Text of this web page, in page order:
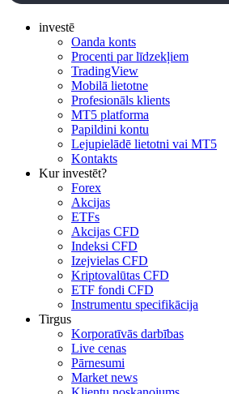
investē
Oanda konts
Procenti par līdzekļiem
TradingView
Mobilā lietotne
Profesionāls klients
MT5 platforma
Papildini kontu
Lejupielādē lietotni vai MT5
Kontakts
Kur investēt?
Forex
Akcijas
ETFs
Akcijas CFD
Indeksi CFD
Izejvielas CFD
Kriptovalūtas CFD
ETF fondi CFD
Instrumentu specifikācija
Tirgus
Korporatīvās darbības
Live cenas
Pārnesumi
Market news